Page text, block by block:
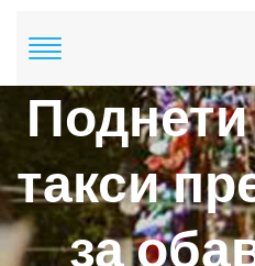
такси
за